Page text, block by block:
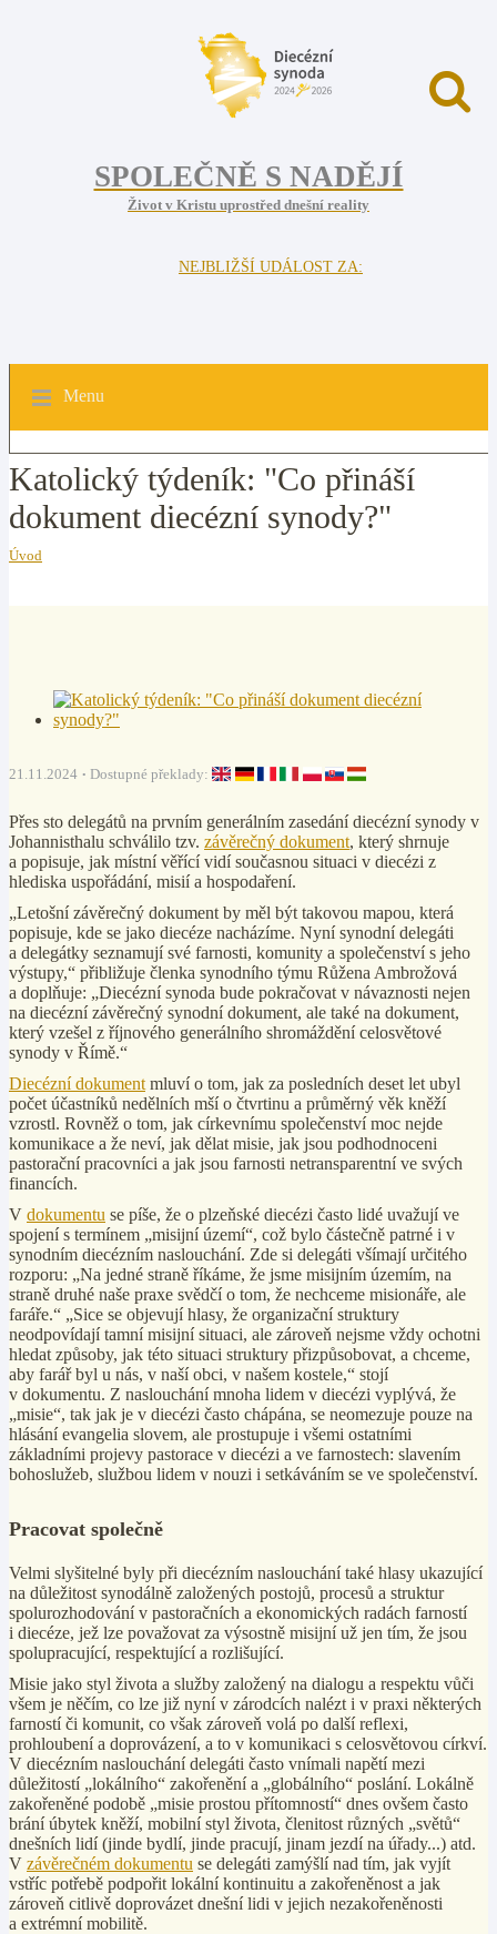
SPOLEČNĚ S NADĚJÍ
Život v Kristu uprostřed dnešní reality
NEJBLIŽŠÍ UDÁLOST ZA:
Menu
Katolický týdeník: "Co přináší
dokument diecézní synody?"
Úvod
21.11.2024 Dostupné překlady:
Přes sto delegátů na prvním generálním zasedání diecézní synody v
Johannisthalu schválilo tzv. závěrečný dokument, který shrnuje
a popisuje, jak místní věřící vidí současnou situaci v diecézi z
hlediska uspořádání, misií a hospodaření.
„Letošní závěrečný dokument by měl být takovou mapou, která
popisuje, kde se jako diecéze nacházíme. Nyní synodní delegáti
a delegátky seznamují své farnosti, komunity a společenství s jeho
výstupy,“ přibližuje členka synodního týmu Růžena Ambrožová
a doplňuje: „Diecézní synoda bude pokračovat v návaznosti nejen
na diecézní závěrečný synodní dokument, ale také na dokument,
který vzešel z říjnového generálního shromáždění celosvětové
synody v Římě.“
Diecézní dokument mluví o tom, jak za posledních deset let ubyl
počet účastníků nedělních mší o čtvrtinu a průměrný věk kněží
vzrostl. Rovněž o tom, jak církevnímu společenství moc nejde
komunikace a že neví, jak dělat misie, jak jsou podhodnoceni
pastorační pracovníci a jak jsou farnosti netransparentní ve svých
financích.
V dokumentu se píše, že o plzeňské diecézi často lidé uvažují ve
spojení s termínem „misijní území“, což bylo částečně patrné i v
synodním diecézním naslouchání. Zde si delegáti všímají určitého
rozporu: „Na jedné straně říkáme, že jsme misijním územím, na
straně druhé naše praxe svědčí o tom, že nechceme misionáře, ale
faráře.“ „Sice se objevují hlasy, že organizační struktury
neodpovídají tamní misijní situaci, ale zároveň nejsme vždy ochotni
hledat způsoby, jak této situaci struktury přizpůsobovat, a chceme,
aby farář byl u nás, v naší obci, v našem kostele,“ stojí
v dokumentu. Z naslouchání mnoha lidem v diecézi vyplývá, že
„misie“, tak jak je v diecézi často chápána, se neomezuje pouze na
hlásání evangelia slovem, ale prostupuje i všemi ostatními
základními projevy pastorace v diecézi a ve farnostech: slavením
bohoslužeb, službou lidem v nouzi i setkáváním se ve společenství.
Pracovat společně
Velmi slyšitelné byly při diecézním naslouchání také hlasy ukazující
na důležitost synodálně založených postojů, procesů a struktur
spolurozhodování v pastoračních a ekonomických radách farností
i diecéze, jež lze považovat za výsostně misijní už jen tím, že jsou
spolupracující, respektující a rozlišující.
Misie jako styl života a služby založený na dialogu a respektu vůči
všem je něčím, co lze již nyní v zárodcích nalézt i v praxi některých
farností či komunit, co však zároveň volá po další reflexi,
prohloubení a doprovázení, a to v komunikaci s celosvětovou církví.
V diecézním naslouchání delegáti často vnímali napětí mezi
důležitostí „lokálního“ zakořenění a „globálního“ poslání. Lokálně
zakořeněné podobě „misie prostou přítomností“ dnes ovšem často
brání úbytek kněží, mobilní styl života, členitost různých „světů“
dnešních lidí (jinde bydlí, jinde pracují, jinam jezdí na úřady...) atd.
V závěrečném dokumentu se delegáti zamýšlí nad tím, jak vyjít
vstříc potřebě podpořit lokální kontinuitu a zakořeněnost a jak
zároveň citlivě doprovázet dnešní lidi v jejich nezakořeněnosti
a extrémní mobilitě.